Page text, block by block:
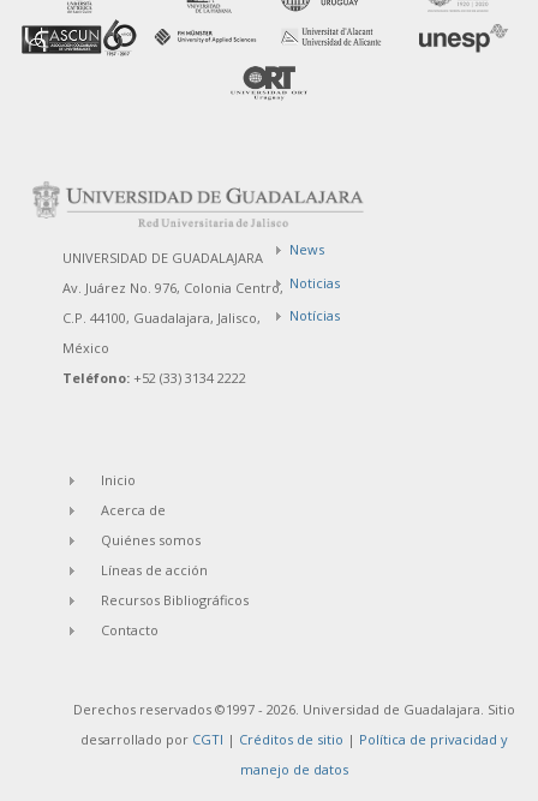
UNIVERSIDAD DE GUADALAJARA
Av. Juárez No. 976, Colonia Centro,
C.P. 44100, Guadalajara, Jalisco,
México
Teléfono: +52 (33) 3134 2222
News
Noticias
Notícias
Inicio
Acerca de
Quiénes somos
Líneas de acción
Recursos Bibliográficos
Contacto
Derechos reservados ©1997 - 2026. Universidad de Guadalajara. Sitio
desarrollado por CGTI | Créditos de sitio | Política de privacidad y
manejo de datos